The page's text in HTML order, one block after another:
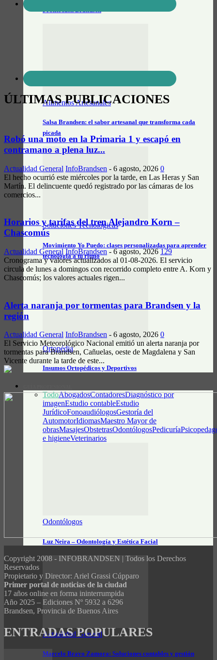
Prontocash Brandsen
Alimentos Artesanales
Salsa Brandsen: el sabor artesanal que transforma cada
picada
Soluciones Tecnológicas
Movimiento Yo Puedo: clases personalizadas para aprender
tecnología a tu ritmo
Ortopédia
Insumos Ortopédicos y Deportivos
TodoAbogadosContadoresDiagnóstico por
imagenEstudio contableEstudio
JurídicoFonoaudiólogosGestoría del
AutomotorIdiomasMaestro Mayor de
obrasMasajesObstetrasOdontólogosPedicuría
e higieneVeterinarios
Odontólogos
Luz Neira – Odontología y Estética Facial
Actualidad General
Marcelo Bravo Zamora: Soluciones contables y gestión
ÚLTIMAS PUBLICACIONES
Robó una moto en la Primaria 1 y escapó en
contramano a plena luz...
Actualidad General InfoBrandsen - 6 agosto, 2026 0
El hecho ocurrió este miércoles por la tarde, en Las Heras y San
Martín. El delincuente quedó registrado por las cámaras de los
comercios...
Horarios y tarifas del tren Alejandro Korn –
Chascomús
Actualidad General InfoBrandsen - 6 agosto, 2026 129
Cronograma y valores actualizados al 01-08-2026. El servicio
circula de lunes a domingos con recorrido completo entre A. Korn y
Chascomús; los valores actuales rigen...
Alerta naranja por tormentas para Brandsen y la
región
Actualidad General InfoBrandsen - 6 agosto, 2026 0
El Servicio Meteorológico Nacional emitió un alerta naranja por
tormentas para Brandsen, Cañuelas, oeste de Magdalena y San
Vicente durante la tarde de este...
Copyright 2008 - INFOBRANDSEN | Todos los Derechos
Reservados
Propietario y Director: Ariel Grassi Cúpparo
Primer portal de noticias de la ciudad
17 años online en forma ininterrumpida
Año 2025 – Ediciones Nº 5932 a 6296
Brandsen, Provincia de Buenos Aires
ENTRADAS POPULARES